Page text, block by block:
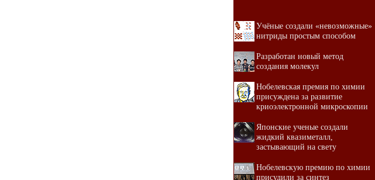
Учёные создали «невозможные»
нитриды простым способом
Разработан новый метод
создания молекул
Нобелевская премия по химии
присуждена за развитие
криоэлектронной микроскопии
Японские ученые создали
жидкий квазиметалл,
застывающий на свету
Нобелевскую премию по химии
присудили за синтез